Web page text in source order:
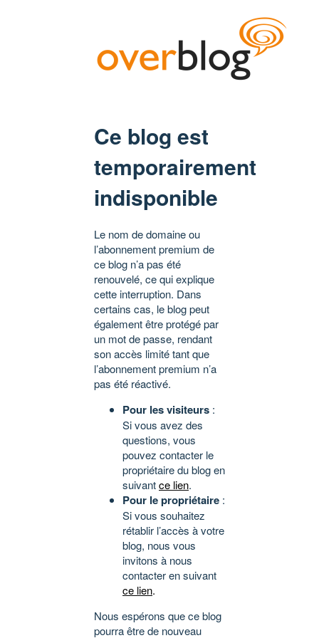
Ce blog est
temporairement
indisponible
Le nom de domaine ou
l’abonnement premium de
ce blog n’a pas été
renouvelé, ce qui explique
cette interruption. Dans
certains cas, le blog peut
également être protégé par
un mot de passe, rendant
son accès limité tant que
l’abonnement premium n’a
pas été réactivé.
Pour les visiteurs :
Si vous avez des
questions, vous
pouvez contacter le
propriétaire du blog en
suivantce lien.
Pour le propriétaire :
Si vous souhaitez
rétablir l’accès à votre
blog, nous vous
invitons à nous
contacter en suivant
ce lien.
Nous espérons que ce blog
pourra être de nouveau